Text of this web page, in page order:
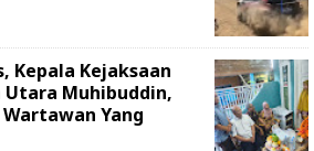
Kepala Kejaksaan
Muhibuddin,
Wartawan Yang